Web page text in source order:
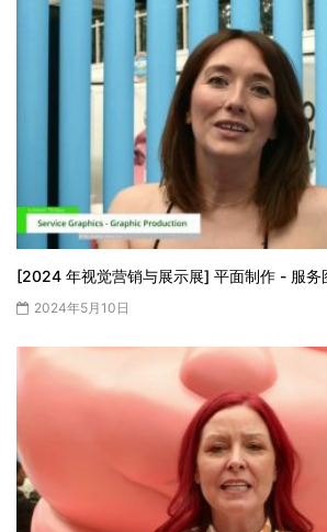
[2024 年视觉营销与展示展] 平面制作 - 服务
2024年5月10日